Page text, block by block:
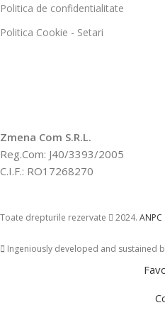
Politica de confidentialitate
Politica Cookie - Setari
Zmena Com S.R.L.
Reg.Com: J40/3393/2005
C.I.F.: RO17268270
Toate drepturile rezervate 2024. ANPC
Ingeniously developed and sustained